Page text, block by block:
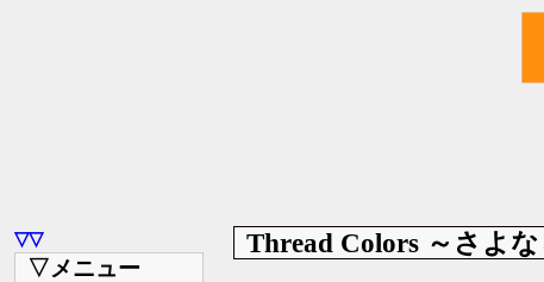
▽▽
▽メニュー
Thread Colors ～さよ